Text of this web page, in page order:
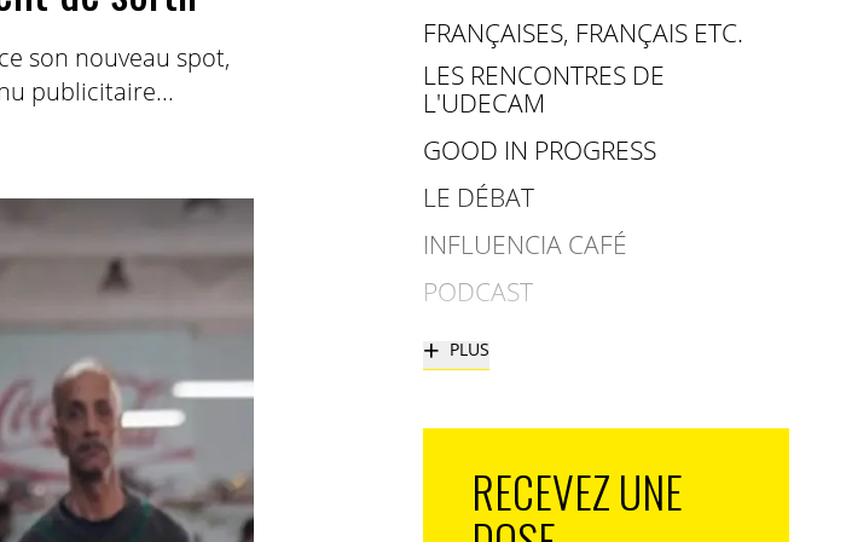
son nouveau spot,
publicitaire...
FRANÇAISES, FRANÇAIS ETC.
LES RENCONTRES DE
L'UDECAM
GOOD IN PROGRESS
LE DÉBAT
INFLUENCIA CAFÉ
PODCAST
+ PLUS
RECEVEZ UNE